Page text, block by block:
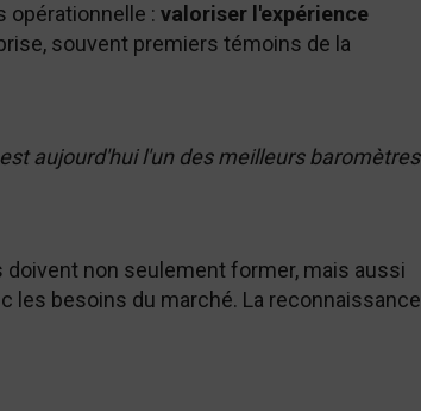
opérationnelle : valoriser l'expérience
souvent premiers témoins de la
aujourd'hui l'un des meilleurs baromètres
non seulement former, mais aussi
besoins du marché. La reconnaissance